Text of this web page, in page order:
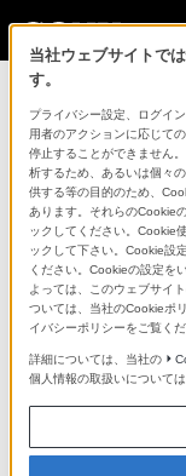
プロフェッ
するサポー
専用窓口のある
以下の製品・サー
アイコンをクリ
当社ウェブサイトで
す。
プライバシー設定、ログイ
用者のアクションに応じて
停止することができません
析するため、あるいは個々
供する等の目的のため、
あります。それらのCookie
ックしてください。Cookie
ックして下さい。Cookie設
ください。Cookieの設定を
よっては、このウェブサイ
ついては、当社のCookieポ
イバシーポリシーをご覧くだ
詳細については、当社の
個人情報の取扱いについては